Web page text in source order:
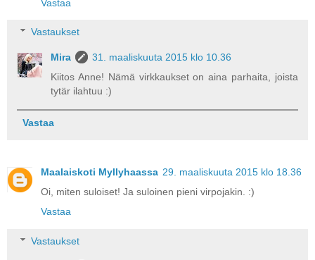
Vastaa
Vastaukset
Mira
31. maaliskuuta 2015 klo 10.36
Kiitos Anne! Nämä virkkaukset on aina parhaita, joista
tytär ilahtuu :)
Vastaa
Maalaiskoti Myllyhaassa 29. maaliskuuta 2015 klo 18.36
Oi, miten suloiset! Ja suloinen pieni virpojakin. :)
Vastaa
Vastaukset